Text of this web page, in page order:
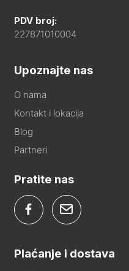
PDV broj:
227871010004
Upoznajte nas
O nama
Kontakt i lokacija
Blog
Partneri
Pratite nas
Plaćanje i dostava